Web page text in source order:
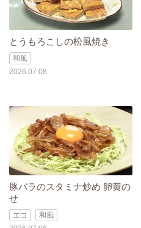
とうもろこしの松風焼き
和風
2026.07.08
豚バラのスタミナ炒め 卵黄の
せ
エコ
和風